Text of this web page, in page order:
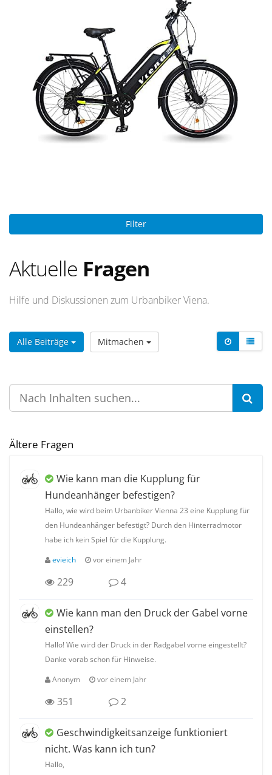
Filter
Aktuelle Fragen
Hilfe und Diskussionen zum Urbanbiker Viena.
Alle Beiträge Mitmachen
Ältere Fragen
Wie kann man die Kupplung für
Hundeanhänger befestigen?
Hallo, wie wird beim Urbanbiker Vienna 23 eine Kupplung für
den Hundeanhänger befestigt? Durch den Hinterradmotor
habe ich kein Spiel für die Kupplung.
evieich vor einem Jahr
229 4
Wie kann man den Druck der Gabel vorne
einstellen?
Hallo! Wie wird der Druck in der Radgabel vorne eingestellt?
Danke vorab schon für Hinweise.
Anonym vor einem Jahr
351 2
Geschwindigkeitsanzeige funktioniert
nicht. Was kann ich tun?
Hallo,